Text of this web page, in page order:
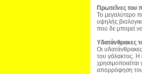
Πρωτεΐνες του
Το μεγαλύτερο
υψηλής
που δε μπορεί
Υδατάνθρακες
Οι
του γάλακτος. Η
απορρόφηση